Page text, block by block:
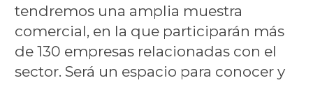
tendremos una amplia muestra
comercial, en la que participarán más
de 130 empresas relacionadas con el
sector. Será un espacio para conocer y